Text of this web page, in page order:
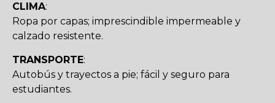
CLIMA:
Ropa por capas; imprescindible impermeable y
calzado resistente.
TRANSPORTE:
Autobús y trayectos a pie; fácil y seguro para
estudiantes.